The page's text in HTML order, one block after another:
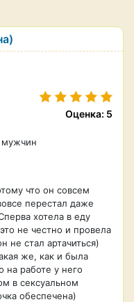
Оценка: 5
мужчин
что он совсем
перестал даже
хотела в еду
не честно и провела
не стал артачиться)
же, как и была
на работе у него
в сексуальном
обеспечена)